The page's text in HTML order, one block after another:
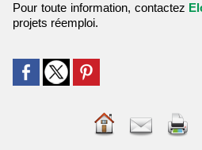
Pour toute information, contactez
projets réemploi.